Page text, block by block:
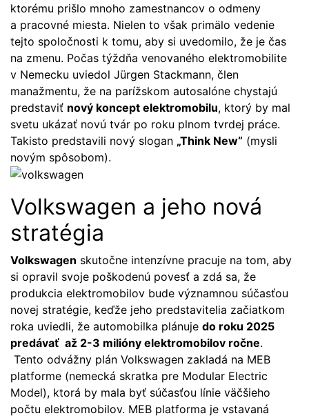
ktorému prišlo mnoho zamestnancov o odmeny
a pracovné miesta. Nielen to však primälo vedenie
tejto spoločnosti k tomu, aby si uvedomilo, že je čas
na zmenu. Počas týždňa venovaného elektromobilite
v Nemecku uviedol Jürgen Stackmann, člen
manažmentu, že na parížskom autosalóne chystajú
predstaviť nový koncept elektromobilu, ktorý by mal
svetu ukázať novú tvár po roku plnom tvrdej práce.
Takisto predstavili nový slogan „Think New“ (mysli
novým spôsobom).
Volkswagen a jeho nová
stratégia
Volkswagen skutočne intenzívne pracuje na tom, aby
si opravil svoje poškodenú povesť a zdá sa, že
produkcia elektromobilov bude významnou súčasťou
novej stratégie, keďže jeho predstavitelia začiatkom
roka uviedli, že automobilka plánuje do roku 2025
predávať až 2-3 milióny elektromobilov ročne.
Tento odvážny plán Volkswagen zakladá na MEB
platforme (nemecká skratka pre Modular Electric
Model), ktorá by mala byť súčasťou línie väčšieho
počtu elektromobilov. MEB platforma je vstavaná